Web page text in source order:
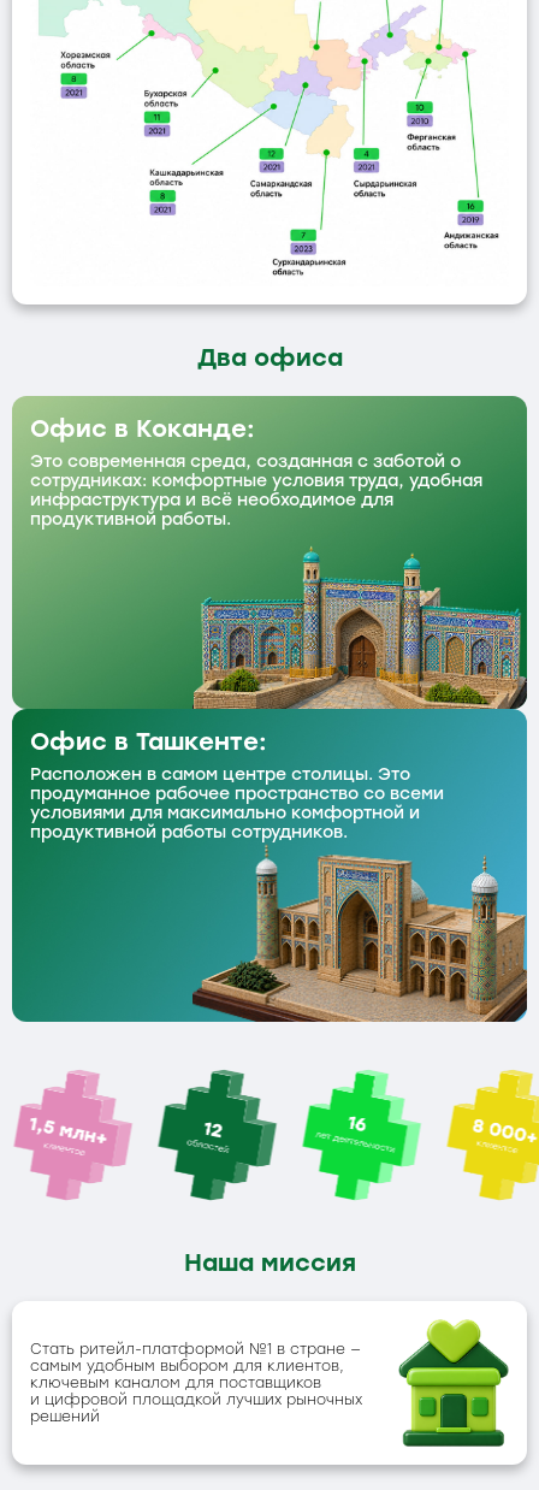
Два офиса
Офис в Коканде:
Это современная среда, созданная с заботой о
сотрудниках: комфортные условия труда, удобная
инфраструктура и всё необходимое для
продуктивной работы.
Офис в Ташкенте:
Расположен в самом центре столицы. Это
продуманное рабочее пространство со всеми
условиями для максимально комфортной и
продуктивной работы сотрудников.
Наша миссия
Стать ритейл-платформой №1 в стране —
самым удобным выбором для клиентов,
ключевым каналом для поставщиков
и цифровой площадкой лучших рыночных
решений